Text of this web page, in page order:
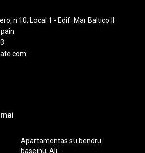
n 10, Local 1 - Edif. Mar Baltico II
Apartamentas su bendru
baseinu, Ali...